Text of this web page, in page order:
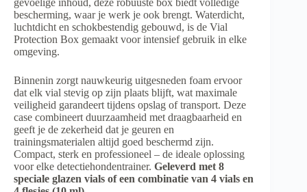
gevoelige inhoud, deze robuuste box biedt volledige
bescherming, waar je werk je ook brengt. Waterdicht,
luchtdicht en schokbestendig gebouwd, is de Vial
Protection Box gemaakt voor intensief gebruik in elke
omgeving.
Binnenin zorgt nauwkeurig uitgesneden foam ervoor
dat elk vial stevig op zijn plaats blijft, wat maximale
veiligheid garandeert tijdens opslag of transport. Deze
case combineert duurzaamheid met draagbaarheid en
geeft je de zekerheid dat je geuren en
trainingsmaterialen altijd goed beschermd zijn.
Compact, sterk en professioneel – de ideale oplossing
voor elke detectiehondentrainer. Geleverd met 8
speciale glazen vials of een combinatie van 4 vials en